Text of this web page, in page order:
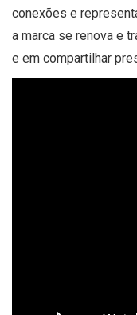
conexões e
a marca se renova e
e em compartilhar